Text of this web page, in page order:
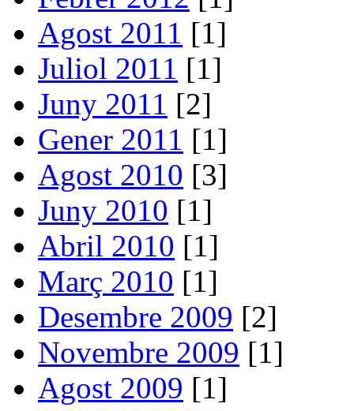
Agost 2011 [1]
Juliol 2011 [1]
Juny 2011 [2]
Gener 2011 [1]
Agost 2010 [3]
Juny 2010 [1]
Abril 2010 [1]
Març 2010 [1]
Desembre 2009 [2]
Novembre 2009 [1]
Agost 2009 [1]